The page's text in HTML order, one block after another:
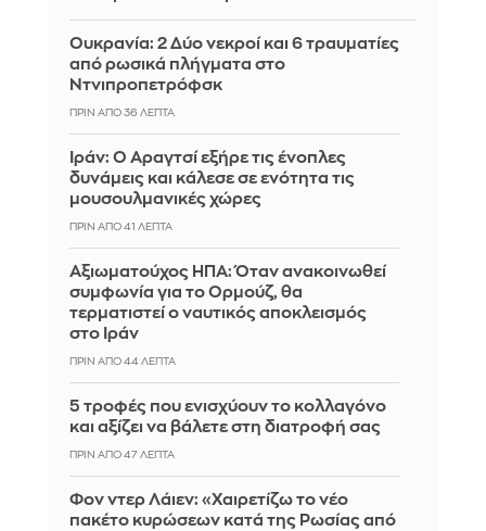
Ουκρανία: 2 Δύο νεκροί και 6 τραυματίες
από ρωσικά πλήγματα στο
Ντνιπροπετρόφσκ
ΠΡΙΝ ΑΠΌ 36 ΛΕΠΤΆ
Ιράν: Ο Αραγτσί εξήρε τις ένοπλες
δυνάμεις και κάλεσε σε ενότητα τις
μουσουλμανικές χώρες
ΠΡΙΝ ΑΠΌ 41 ΛΕΠΤΆ
Αξιωματούχος ΗΠΑ: Όταν ανακοινωθεί
συμφωνία για το Ορμούζ, θα
τερματιστεί ο ναυτικός αποκλεισμός
στο Ιράν
ΠΡΙΝ ΑΠΌ 44 ΛΕΠΤΆ
5 τροφές που ενισχύουν το κολλαγόνο
και αξίζει να βάλετε στη διατροφή σας
ΠΡΙΝ ΑΠΌ 47 ΛΕΠΤΆ
Φον ντερ Λάιεν: «Χαιρετίζω το νέο
πακέτο κυρώσεων κατά της Ρωσίας από